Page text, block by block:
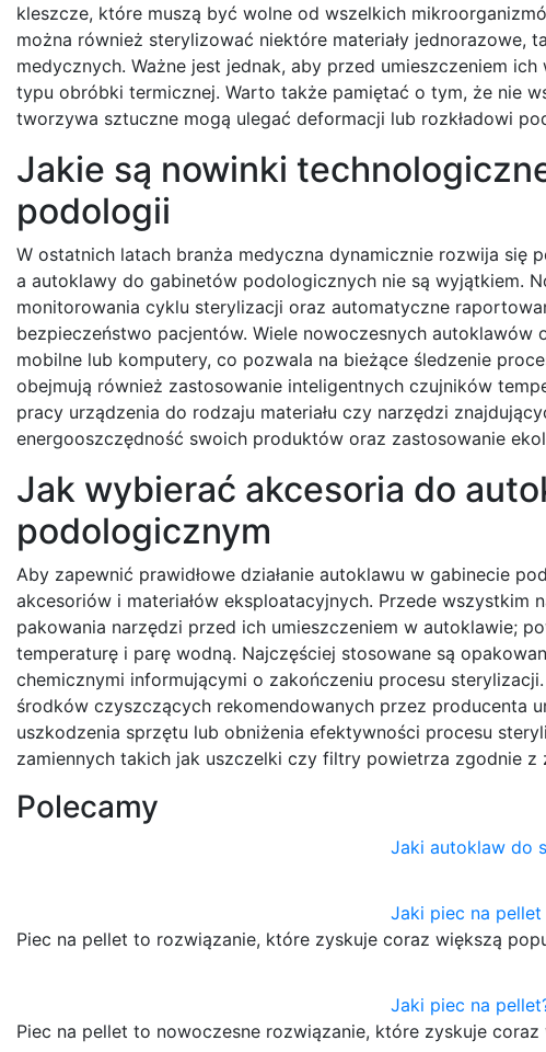
kleszcze, które muszą być wolne od wszelkich
można również sterylizować niektóre materiały jednorazowe,
medycznych. Ważne jest jednak, aby przed umieszczeniem
typu obróbki termicznej. Warto także pamiętać o tym, że nie
tworzywa sztuczne mogą ulegać deformacji lub rozkładowi
Jakie są nowinki
podologii
W ostatnich latach branża medyczna dynamicznie rozwija się
a autoklawy do gabinetów podologicznych nie są wyjątkiem.
monitorowania cyklu sterylizacji oraz automatyczne
bezpieczeństwo pacjentów. Wiele nowoczesnych
mobilne lub komputery, co pozwala na bieżące śledzenie
obejmują również zastosowanie inteligentnych czujników
pracy urządzenia do rodzaju materiału czy narzędzi
energooszczędność swoich produktów oraz zastosowanie
Jak wybierać akcesoria do
podologicznym
Aby zapewnić prawidłowe działanie autoklawu w gabinecie
akcesoriów i materiałów eksploatacyjnych. Przede
pakowania narzędzi przed ich umieszczeniem w autoklawie;
temperaturę i parę wodną. Najczęściej stosowane są
chemicznymi informującymi o zakończeniu procesu
środków czyszczących rekomendowanych przez producenta
uszkodzenia sprzętu lub obniżenia efektywności procesu
zamiennych takich jak uszczelki czy filtry powietrza zgodnie z
Polecamy
Jaki autoklaw do
Jaki piec na pellet
Piec na pellet to rozwiązanie, które zyskuje coraz większą
Jaki piec na
Piec na pellet to nowoczesne rozwiązanie, które zyskuje